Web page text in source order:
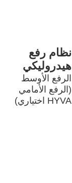
هيدروليكي
HYVA اختياري)